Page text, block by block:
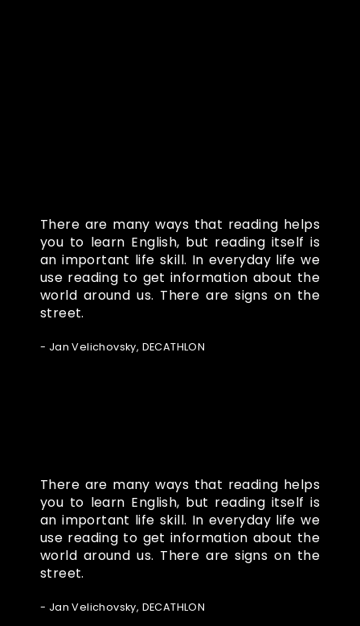
There are many ways that reading helps
you to learn English, but reading itself is
an important life skill. In everyday life we
use reading to get information about the
world around us. There are signs on the
street.
- Jan Velichovsky, DECATHLON
There are many ways that reading helps
you to learn English, but reading itself is
an important life skill. In everyday life we
use reading to get information about the
world around us. There are signs on the
street.
- Jan Velichovsky, DECATHLON